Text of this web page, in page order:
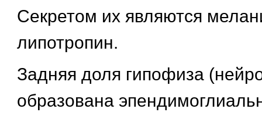
Секретом их являются
липотропин.
Задняя доля гипофиза
образована